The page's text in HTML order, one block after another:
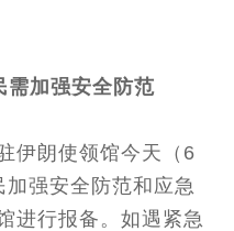
需加强安全防范
朗使领馆今天（6
强安全防范和应急
进行报备。如遇紧急